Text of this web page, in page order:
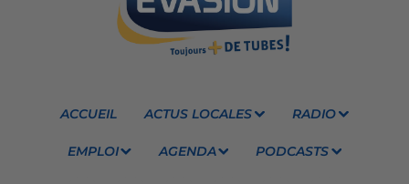
ACCUEIL ACTUS LOCALES RADIO
EMPLOI AGENDA PODCASTS